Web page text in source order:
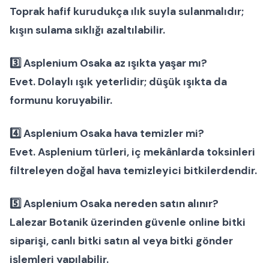
Toprak hafif kurudukça ılık suyla sulanmalıdır;
kışın sulama sıklığı azaltılabilir.
3️⃣ Asplenium Osaka az ışıkta yaşar mı?
Evet. Dolaylı ışık yeterlidir; düşük ışıkta da
formunu koruyabilir.
4️⃣ Asplenium Osaka hava temizler mi?
Evet.Asplenium türleri, iç mekânlarda toksinleri
filtreleyen doğal hava temizleyici bitkilerdendir.
5️⃣ Asplenium Osaka nereden satın alınır?
Lalezar Botanik üzerinden güvenle online bitki
siparişi, canlı bitki satın al veya bitki gönder
işlemleri yapılabilir.